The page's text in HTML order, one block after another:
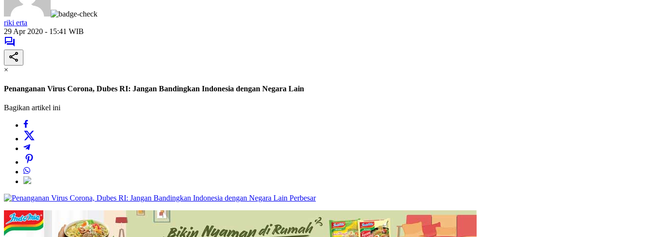
riki erta
29 Apr 2020 - 15:41 WIB
×
Penanganan Virus Corona, Dubes RI: Jangan Bandingkan Indonesia dengan Negara Lain
Bagikan artikel ini
Perbesar